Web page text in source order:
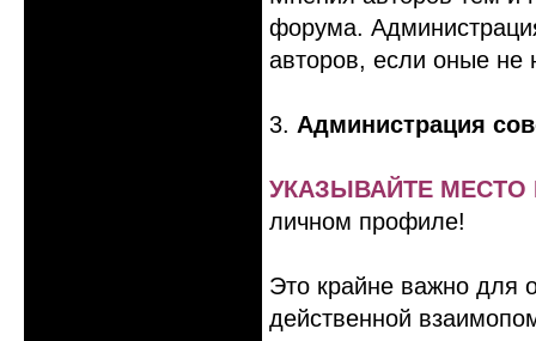
форума.
авторов, если оные
3. Администрация
УКАЗЫВАЙТЕ МЕСТО
личном профиле!
Это крайне важно для
действенной